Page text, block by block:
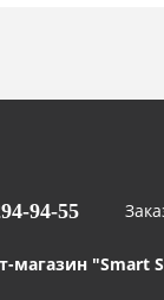
94-55
магазин "Smart